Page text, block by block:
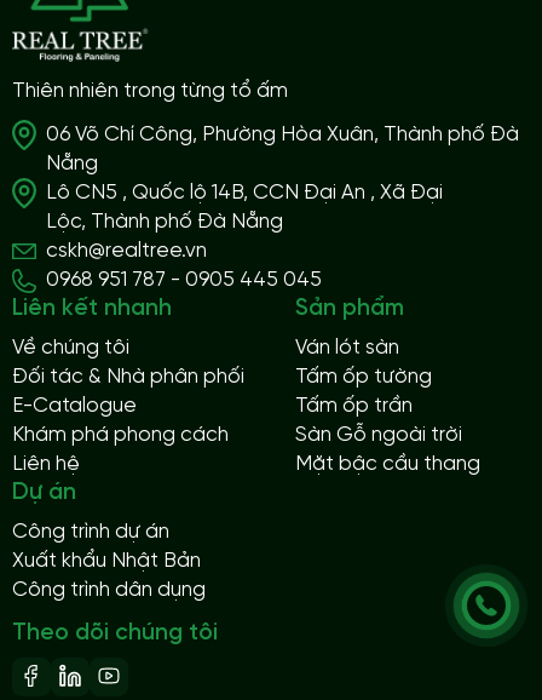
Thiên nhiên trong từng tổ ấm
06 Võ Chí Công, Phường Hòa Xuân, Thành phố Đà
Nẵng
Lô CN5 , Quốc lộ 14B, CCN Đại An , Xã Đại
Lộc, Thành phố Đà Nẵng
cskh@realtree.vn
0968 951 787 - 0905 445 045
Liên kết nhanh
Về chúng tôi
Đối tác & Nhà phân phối
E-Catalogue
Khám phá phong cách
Liên hệ
Sản phẩm
Ván lót sàn
Tấm ốp tường
Tấm ốp trần
Sàn Gỗ ngoài trời
Mặt bậc cầu thang
Dự án
Công trình dự án
Xuất khẩu Nhật Bản
Công trình dân dụng
Theo dõi chúng tôi